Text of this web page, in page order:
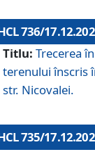
736/
Titlu: Trecerea
terenului înscris
str. Nicovalei.
735/